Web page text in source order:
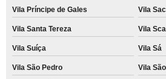
Vila Príncipe de Gales Vila
Vila Santa Tereza Vila
Vila Suíça Vila Sá
Vila São Pedro Vila